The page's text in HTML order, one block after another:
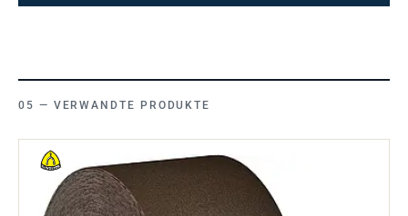
VERWANDTE PRODUKTE